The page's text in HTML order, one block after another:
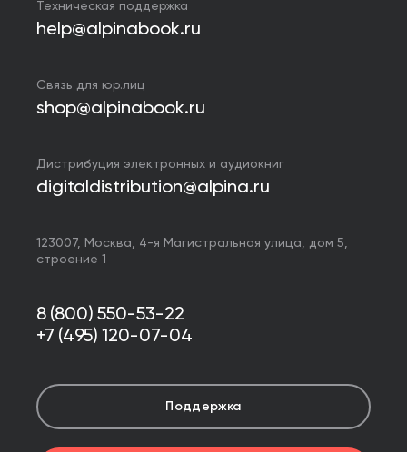
Техническая поддержка
help@alpinabook.ru
Связь для юр.лиц
shop@alpinabook.ru
Дистрибуция электронных и аудиокниг
digitaldistribution@alpina.ru
123007, Москва, 4-я Магистральная улица, дом 5,
строение 1
8 (800) 550-53-22
+7 (495) 120-07-04
Поддержка